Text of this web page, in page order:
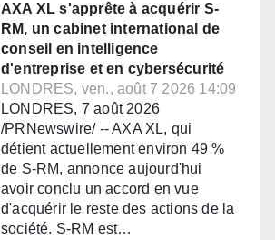
AXA XL s'apprête à acquérir S-
RM, un cabinet international de
conseil en intelligence
d'entreprise et en cybersécurité
LONDRES, ven., août 7 2026 14:09
LONDRES, 7 août 2026
/PRNewswire/ -- AXA XL, qui
détient actuellement environ 49 %
de S-RM, annonce aujourd'hui
avoir conclu un accord en vue
d'acquérir le reste des actions de la
société. S-RM est…